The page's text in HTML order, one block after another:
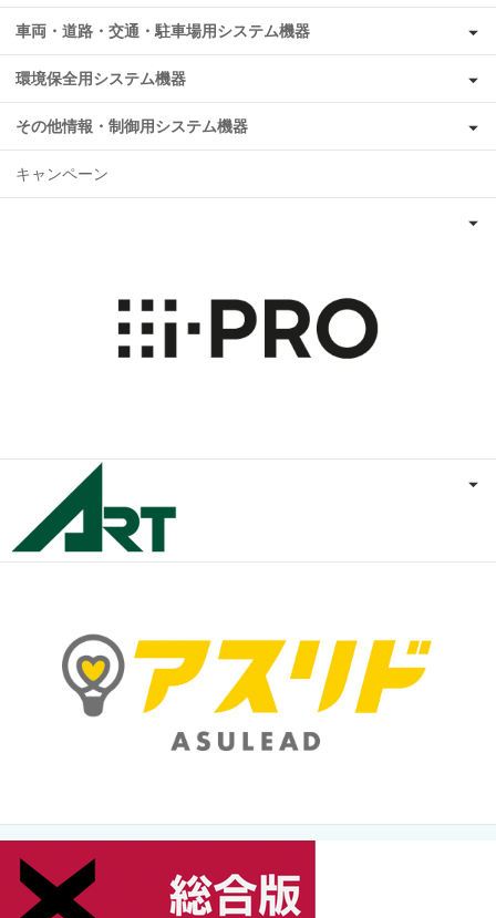
車両・道路・交通・駐車場用システム機器
環境保全用システム機器
その他情報・制御用システム機器
キャンペーン